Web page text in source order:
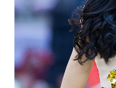
경기 꼭 지는 경기를 하는 분
ㅋㅋㅋㅋㅋㅋㅋㅋㅋㅋ
cannot be copied